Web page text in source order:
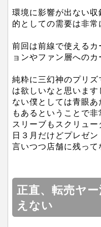
環境に影響が出ない
的としての需要は非常
前回は前線で使える
ョンやファン層へのカ
純粋に三幻神のプリ
は欲しいなと思いま
ない僕としては青眼
もあるということで非
スリーブもスクリュ
日３月だけどプレゼ
言いつつ店舗に残って
正直、転売ヤ
えない